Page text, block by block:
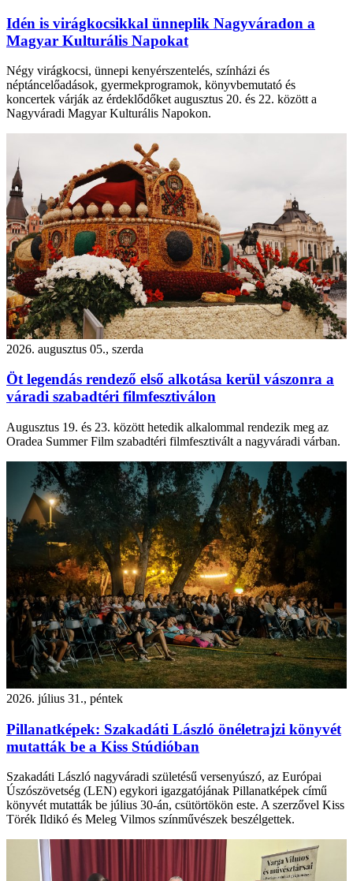
Idén is virágkocsikkal ünneplik Nagyváradon a
Magyar Kulturális Napokat
Négy virágkocsi, ünnepi kenyérszentelés, színházi és
néptáncelőadások, gyermekprogramok, könyvbemutató és
koncertek várják az érdeklődőket augusztus 20. és 22. között a
Nagyváradi Magyar Kulturális Napokon.
2026. augusztus 05., szerda
Öt legendás rendező első alkotása kerül vászonra a
váradi szabadtéri filmfesztiválon
Augusztus 19. és 23. között hetedik alkalommal rendezik meg az
Oradea Summer Film szabadtéri filmfesztivált a nagyváradi várban.
2026. július 31., péntek
Pillanatképek: Szakadáti László önéletrajzi könyvét
mutatták be a Kiss Stúdióban
Szakadáti László nagyváradi születésű versenyúszó, az Európai
Úszószövetség (LEN) egykori igazgatójának Pillanatképek című
könyvét mutatták be július 30-án, csütörtökön este. A szerzővel Kiss
Törék Ildikó és Meleg Vilmos színművészek beszélgettek.